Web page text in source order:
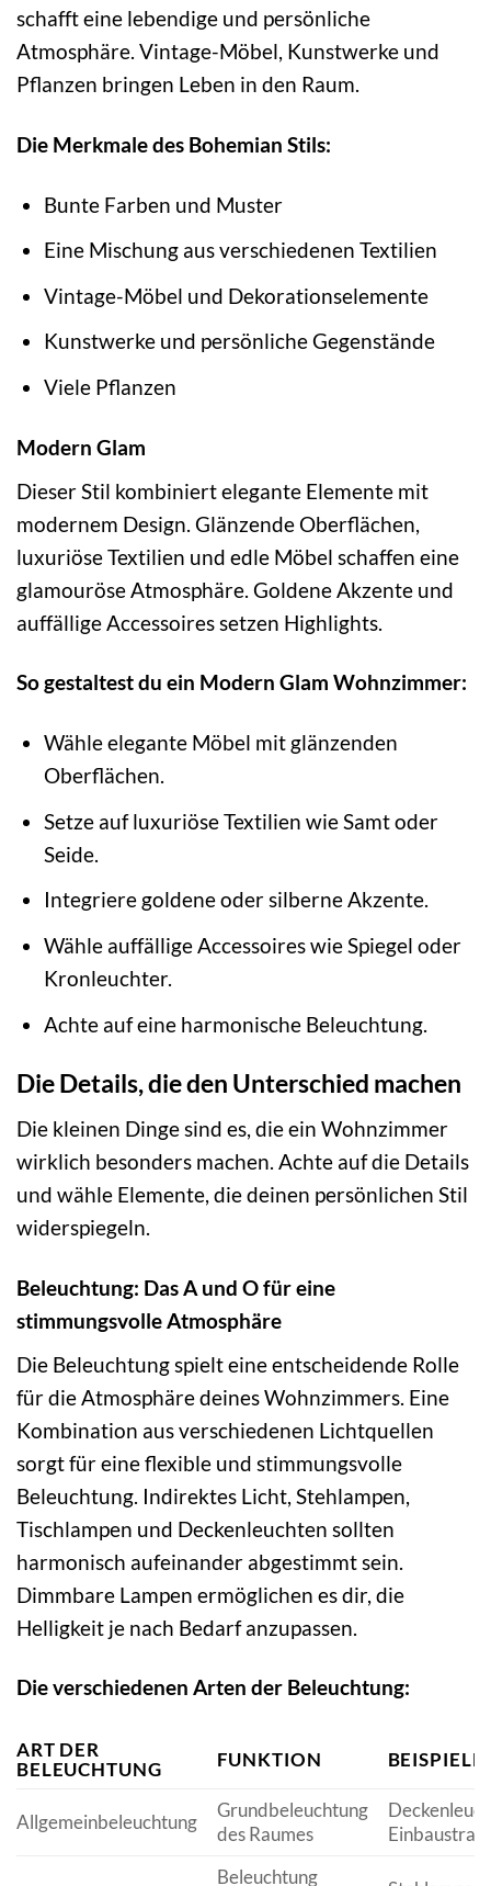
schafft eine lebendige und persönliche
Atmosphäre. Vintage-Möbel, Kunstwerke und
Pflanzen bringen Leben in den Raum.
Die Merkmale des Bohemian Stils:
Bunte Farben und Muster
Eine Mischung aus verschiedenen Textilien
Vintage-Möbel und Dekorationselemente
Kunstwerke und persönliche Gegenstände
Viele Pflanzen
Modern Glam
Dieser Stil kombiniert elegante Elemente mit
modernem Design. Glänzende Oberflächen,
luxuriöse Textilien und edle Möbel schaffen eine
glamouröse Atmosphäre. Goldene Akzente und
auffällige Accessoires setzen Highlights.
So gestaltest du ein Modern Glam Wohnzimmer:
Wähle elegante Möbel mit glänzenden
Oberflächen.
Setze auf luxuriöse Textilien wie Samt oder
Seide.
Integriere goldene oder silberne Akzente.
Wähle auffällige Accessoires wie Spiegel oder
Kronleuchter.
Achte auf eine harmonische Beleuchtung.
Die Details, die den Unterschied machen
Die kleinen Dinge sind es, die ein Wohnzimmer
wirklich besonders machen. Achte auf die Details
und wähle Elemente, die deinen persönlichen Stil
widerspiegeln.
Beleuchtung: Das A und O für eine
stimmungsvolle Atmosphäre
Die Beleuchtung spielt eine entscheidende Rolle
für die Atmosphäre deines Wohnzimmers. Eine
Kombination aus verschiedenen Lichtquellen
sorgt für eine flexible und stimmungsvolle
Beleuchtung. Indirektes Licht, Stehlampen,
Tischlampen und Deckenleuchten sollten
harmonisch aufeinander abgestimmt sein.
Dimmbare Lampen ermöglichen es dir, die
Helligkeit je nach Bedarf anzupassen.
Die verschiedenen Arten der Beleuchtung:
ART DER
BELEUCHTUNG
FUNKTION BEISPIELE
Allgemeinbeleuchtung
Grundbeleuchtung
des Raumes
Beleuchtung